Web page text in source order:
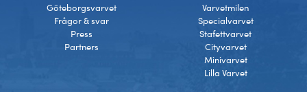
Göteborgsvarvet
Frågor & svar
Press
Partners
Varvetmilen
Specialvarvet
Stafettvarvet
Cityvarvet
Minivarvet
Lilla Varvet